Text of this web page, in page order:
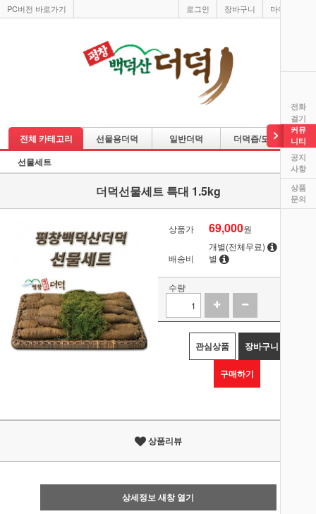
PC버전 바로가기 마이페이지
장바구니
로그인
전체 카테고리 선물용더덕 일반더덕
더덕즙/도라지즙
선물세트
더덕선물세트 특대 1.5kg
상품가 69,000원
배송비
개별(전체무료)
별
수량
관심상품 장바구니
구매하기
상품리뷰
상세정보 새창 열기
전화
걸기
커뮤
니티
공지
사항
상품
문의